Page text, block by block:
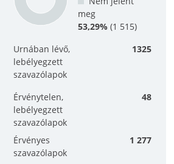
meg
53,29% (1 515)
Urnában lévő,
lebélyegzett
szavazólapok
1325
Érvénytelen,
lebélyegzett
szavazólapok
48
Érvényes
szavazólapok
1 277